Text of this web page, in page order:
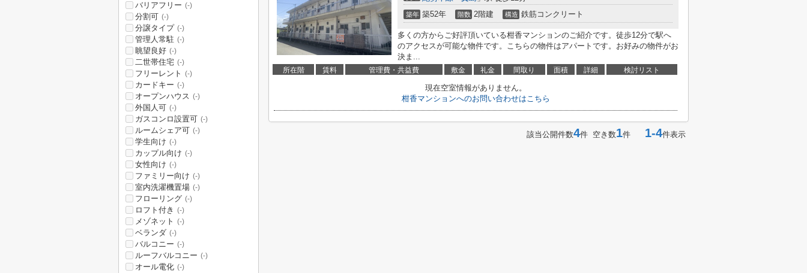
築年 築52年 階数 2階建 構造 鉄筋コンクリート
多くの方からご好評頂いている柑香マンションのご紹介です。徒歩12分で駅へ
のアクセスが可能な物件です。こちらの物件はアパートです。お好みの物件がお
決ま...
所在階 賃料 管理費・共益費 敷金 礼金 間取り 面積 詳細 検討リスト
現在空室情報がありません。
柑香マンションへのお問い合わせはこちら
該当公開件数4件 空き数1件 1-4件表示
バリアフリー (-)
分割可 (-)
分譲タイプ (-)
管理人常駐 (-)
眺望良好 (-)
二世帯住宅 (-)
フリーレント (-)
カードキー (-)
オープンハウス (-)
外国人可 (-)
ガスコンロ設置可 (-)
ルームシェア可 (-)
学生向け (-)
カップル向け (-)
女性向け (-)
ファミリー向け (-)
室内洗濯機置場 (-)
フローリング (-)
ロフト付き (-)
メゾネット (-)
ベランダ (-)
バルコニー (-)
ルーフバルコニー (-)
オール電化 (-)